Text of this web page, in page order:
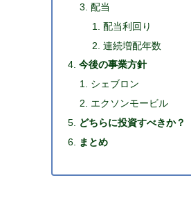
配当
配当利回り
連続増配年数
今後の事業方針
シェブロン
エクソンモービル
どちらに投資すべきか？
まとめ